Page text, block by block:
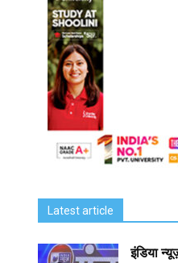
Latest article
इंडिया